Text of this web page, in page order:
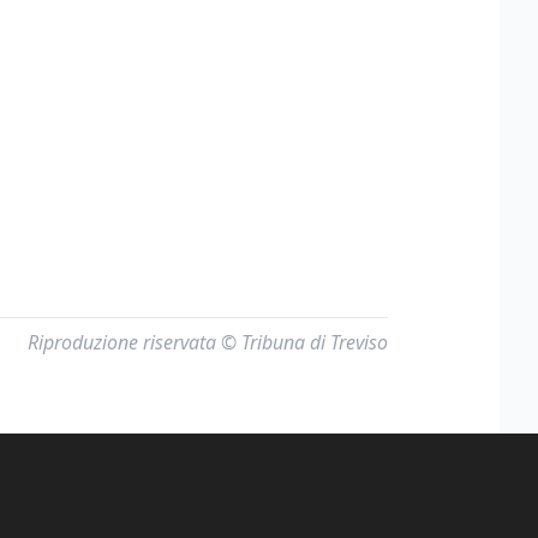
Riproduzione riservata © Tribuna di Treviso